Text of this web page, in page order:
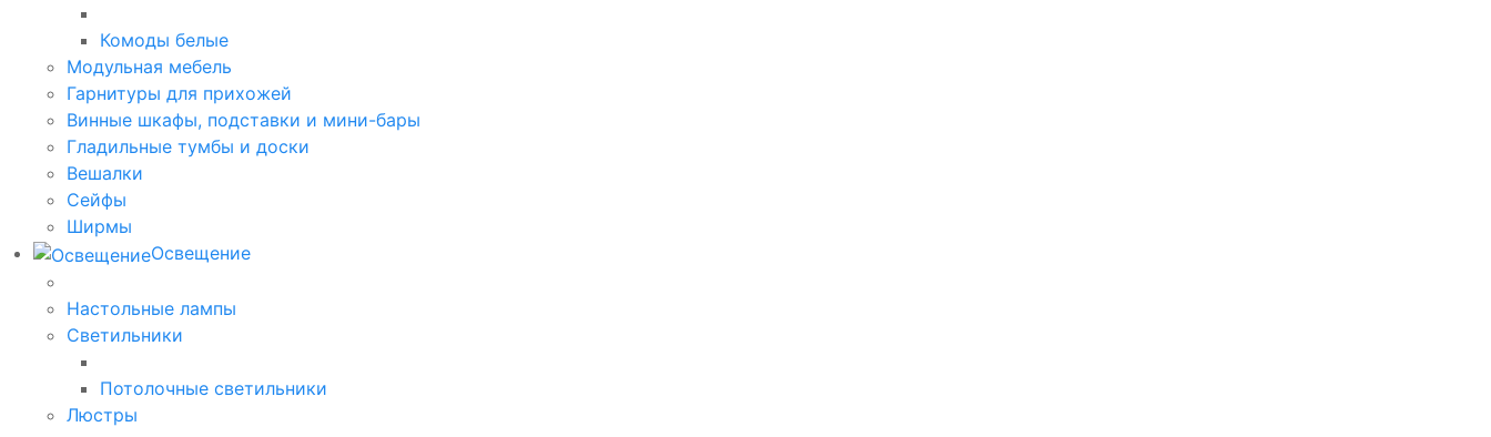
Комоды белые
Модульная мебель
Гарнитуры для прихожей
Винные шкафы, подставки и мини-бары
Гладильные тумбы и доски
Вешалки
Сейфы
Ширмы
Освещение
Настольные лампы
Светильники
Потолочные светильники
Люстры